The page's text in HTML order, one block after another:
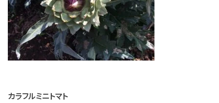
カラフルミニトマト